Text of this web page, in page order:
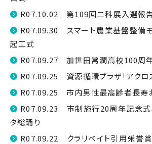
R07.10.02 第109回二科展入選報
R07.09.30 スマート農業基盤整備
起工式
R07.09.27 加世田常潤高校100周
R07.09.25 資源循環プラザ「アクロ
R07.09.25 市内男性最高齢者長寿
R07.09.23 市制施行20周年記念式
タ総踊り
R07.09.22 クラリベイト引用栄誉